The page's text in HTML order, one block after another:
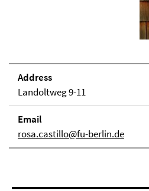
Address
Landoltweg 9-11
Email
rosa.castillo@fu-berlin.de